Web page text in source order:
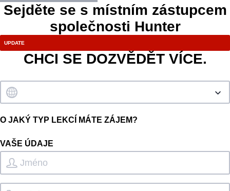
Sejděte se s místním zástupcem
společnosti Hunter
CHCI SE DOZVĚDĚT VÍCE.
O JAKÝ TYP LEKCÍ MÁTE ZÁJEM?
VAŠE ÚDAJE